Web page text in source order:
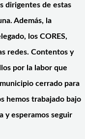
dirigentes de estas
Además, la
los CORES,
redes. Contentos y
por la labor que
cerrado para
hemos trabajado bajo
y esperamos seguir